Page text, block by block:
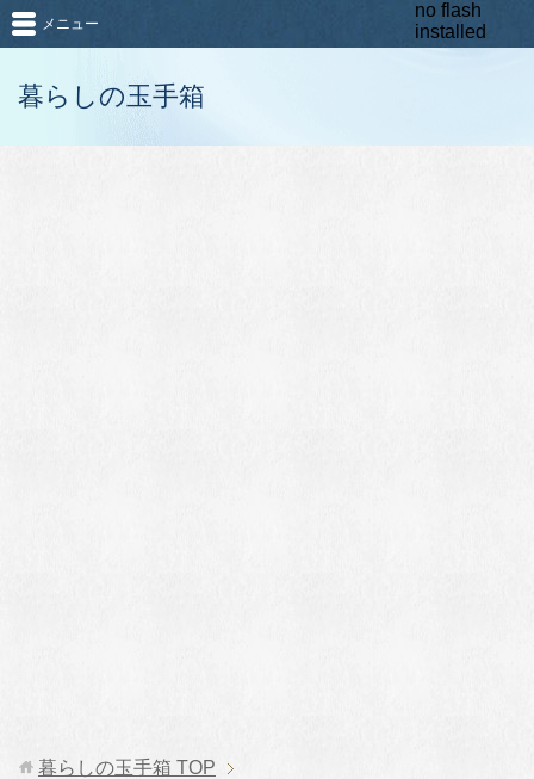
暮らしの玉手箱
メニュー
暮らしの玉手箱 TOP
no flash
installed